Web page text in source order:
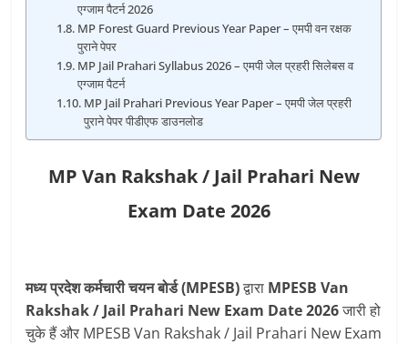
एग्जाम पैटर्न 2026
MP Forest Guard Previous Year Paper – एमपी वन रक्षक
पुराने पेपर
MP Jail Prahari Syllabus 2026 – एमपी जेल प्रहरी सिलेबस व
एग्जाम पैटर्न
MP Jail Prahari Previous Year Paper – एमपी जेल प्रहरी
पुराने पेपर पीडीएफ डाउनलोड
MP Van Rakshak / Jail Prahari New
Exam Date 2026
मध्य प्रदेश कर्मचारी चयन बोर्ड (MPESB)द्वारा MPESB Van
Rakshak / Jail Prahari New Exam Date 2026जारी हो
चुके हैं और MPESB Van Rakshak / Jail Prahari New Exam